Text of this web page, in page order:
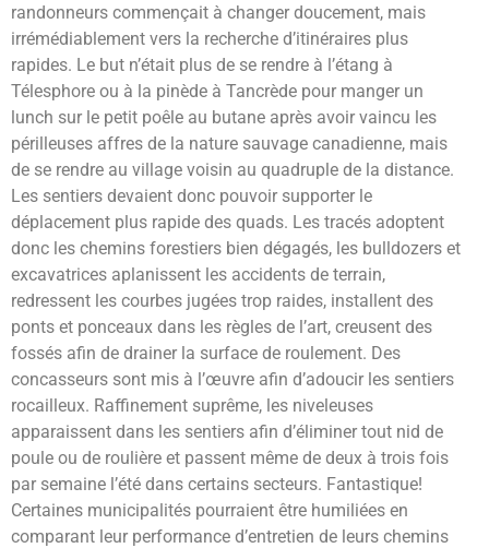
randonneurs commençait à changer doucement, mais
irrémédiablement vers la recherche d’itinéraires plus
rapides. Le but n’était plus de se rendre à l’étang à
Télesphore ou à la pinède à Tancrède pour manger un
lunch sur le petit poêle au butane après avoir vaincu les
périlleuses affres de la nature sauvage canadienne, mais
de se rendre au village voisin au quadruple de la distance.
Les sentiers devaient donc pouvoir supporter le
déplacement plus rapide des quads. Les tracés adoptent
donc les chemins forestiers bien dégagés, les bulldozers et
excavatrices aplanissent les accidents de terrain,
redressent les courbes jugées trop raides, installent des
ponts et ponceaux dans les règles de l’art, creusent des
fossés afin de drainer la surface de roulement. Des
concasseurs sont mis à l’œuvre afin d’adoucir les sentiers
rocailleux. Raffinement suprême, les niveleuses
apparaissent dans les sentiers afin d’éliminer tout nid de
poule ou de roulière et passent même de deux à trois fois
par semaine l’été dans certains secteurs. Fantastique!
Certaines municipalités pourraient être humiliées en
comparant leur performance d’entretien de leurs chemins